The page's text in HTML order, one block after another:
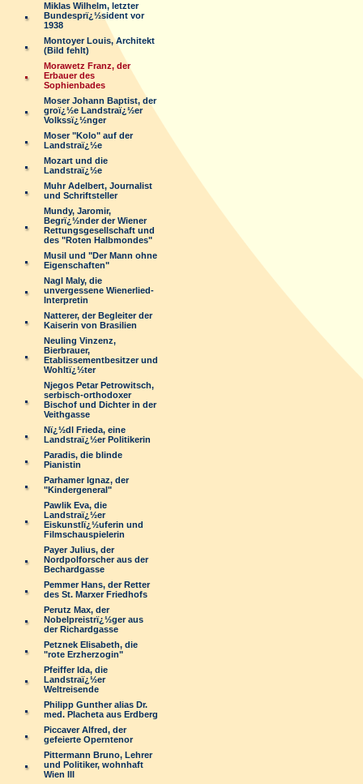
Miklas Wilhelm, letzter
Bundesprï¿½sident vor
1938
Montoyer Louis, Architekt
(Bild fehlt)
Morawetz Franz, der
Erbauer des
Sophienbades
Moser Johann Baptist, der
groï¿½e Landstraï¿½er
Volkssï¿½nger
Moser "Kolo" auf der
Landstraï¿½e
Mozart und die
Landstraï¿½e
Muhr Adelbert, Journalist
und Schriftsteller
Mundy, Jaromir,
Begrï¿½nder der Wiener
Rettungsgesellschaft und
des "Roten Halbmondes"
Musil und "Der Mann ohne
Eigenschaften"
Nagl Maly, die
unvergessene Wienerlied-
Interpretin
Natterer, der Begleiter der
Kaiserin von Brasilien
Neuling Vinzenz,
Bierbrauer,
Etablissementbesitzer und
Wohltï¿½ter
Njegos Petar Petrowitsch,
serbisch-orthodoxer
Bischof und Dichter in der
Veithgasse
Nï¿½dl Frieda, eine
Landstraï¿½er Politikerin
Paradis, die blinde
Pianistin
Parhamer Ignaz, der
"Kindergeneral"
Pawlik Eva, die
Landstraï¿½er
Eiskunstlï¿½uferin und
Filmschauspielerin
Payer Julius, der
Nordpolforscher aus der
Bechardgasse
Pemmer Hans, der Retter
des St. Marxer Friedhofs
Perutz Max, der
Nobelpreistrï¿½ger aus
der Richardgasse
Petznek Elisabeth, die
"rote Erzherzogin"
Pfeiffer Ida, die
Landstraï¿½er
Weltreisende
Philipp Gunther alias Dr.
med. Placheta aus Erdberg
Piccaver Alfred, der
gefeierte Operntenor
Pittermann Bruno, Lehrer
und Politiker, wohnhaft
Wien III